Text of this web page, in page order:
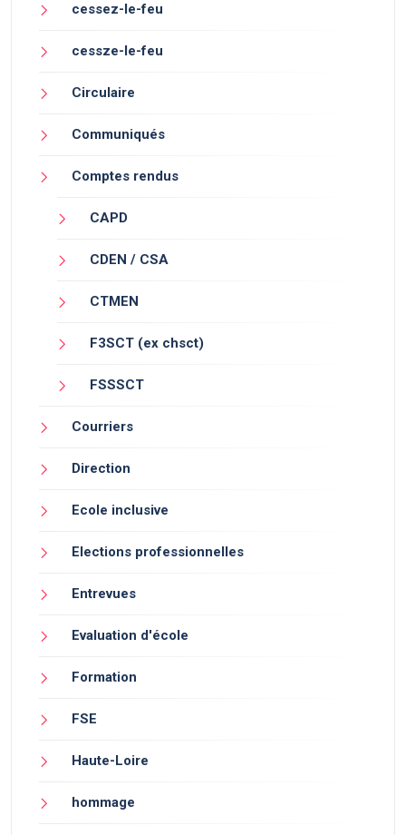
cessez-le-feu
cessze-le-feu
Circulaire
Communiqués
Comptes rendus
CAPD
CDEN / CSA
CTMEN
F3SCT (ex chsct)
FSSSCT
Courriers
Direction
Ecole inclusive
Elections professionnelles
Entrevues
Evaluation d'école
Formation
FSE
Haute-Loire
hommage